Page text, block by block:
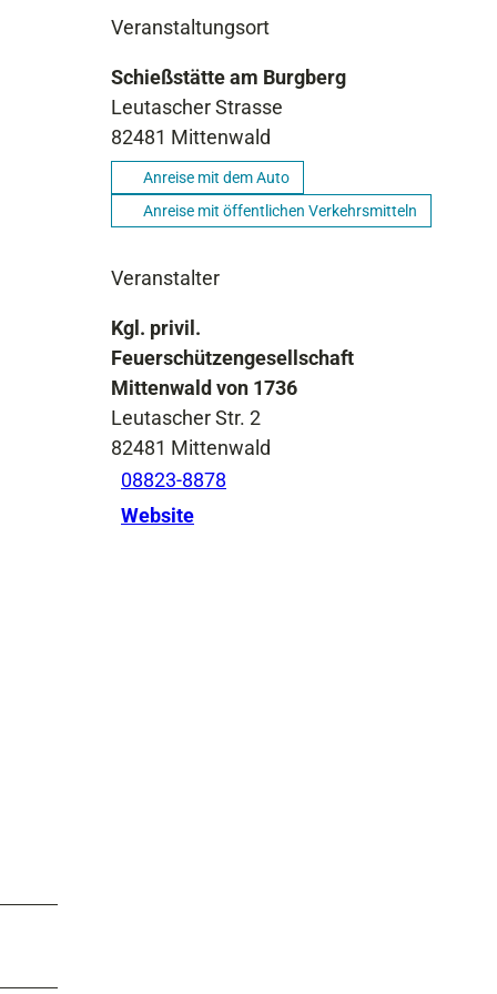
Veranstaltungsort
Schießstätte am Burgberg
Leutascher Strasse
82481 Mittenwald
Anreise mit dem Auto
Anreise mit öffentlichen Verkehrsmitteln
Veranstalter
Kgl. privil.
Feuerschützengesellschaft
Mittenwald von 1736
Leutascher Str. 2
82481 Mittenwald
08823-8878
Website